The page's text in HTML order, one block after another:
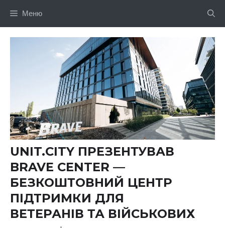
Меню
UNIT.CITY ПРЕЗЕНТУВАВ
BRAVE CENTER —
БЕЗКОШТОВНИЙ ЦЕНТР
ПІДТРИМКИ ДЛЯ
ВЕТЕРАНІВ ТА ВІЙСЬКОВИХ